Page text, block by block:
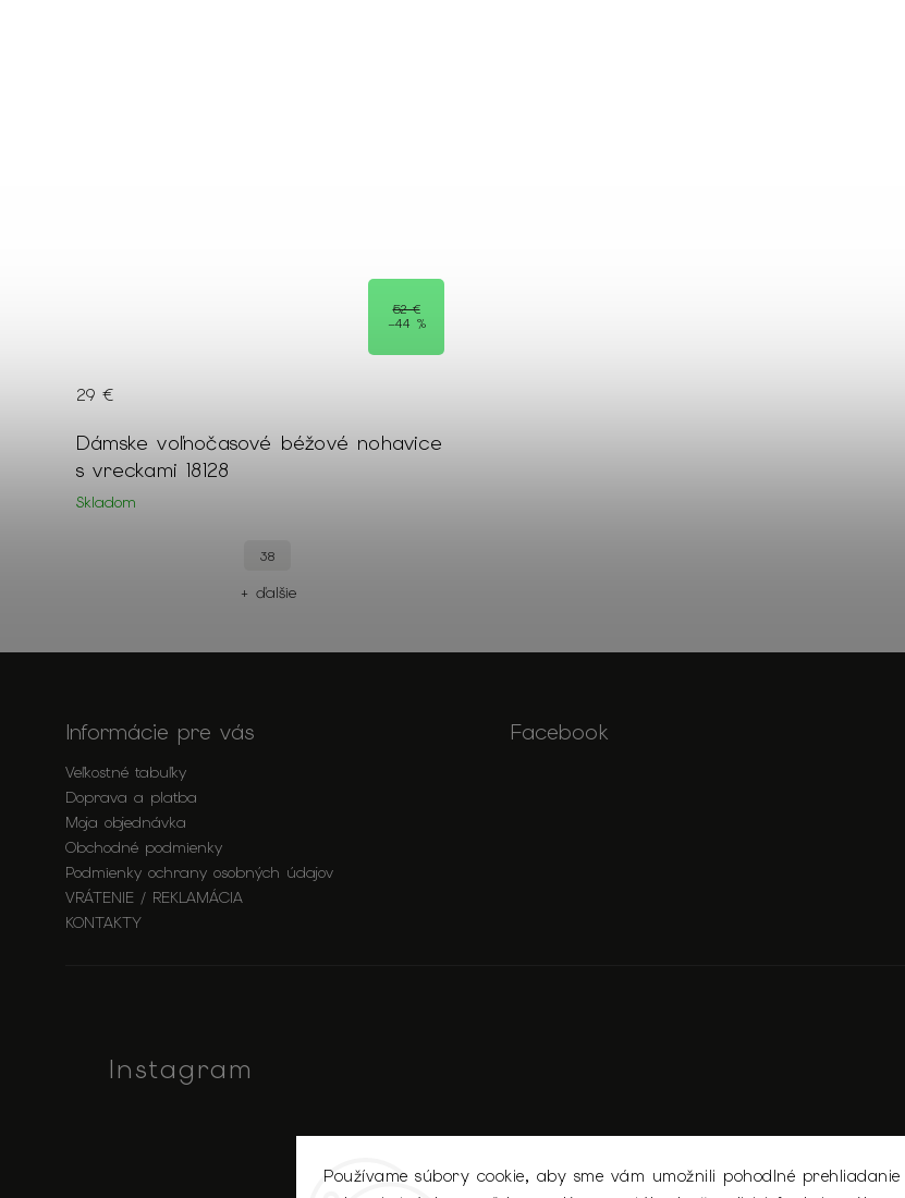
Používame súbory cookie, aby sme vám umožnili pohodlné prehliadanie
52 €
–44 %
Dámske voľnočasové béžové nohavice
s vreckami 18128
Skladom
29 €
38
+ ďalšie
Informácie pre vás
Veľkostné tabuľky
Doprava a platba
Moja objednávka
Obchodné podmienky
Podmienky ochrany osobných údajov
VRÁTENIE / REKLAMÁCIA
KONTAKTY
Facebook
Instagram